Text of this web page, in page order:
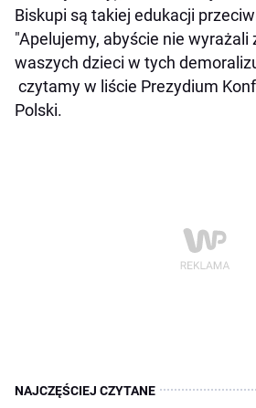
Biskupi są takiej edukacji
"Apelujemy, abyście nie wyrażali
waszych dzieci w tych
czytamy w liście Prezydium
Polski.